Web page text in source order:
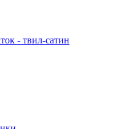
- твил-сатин